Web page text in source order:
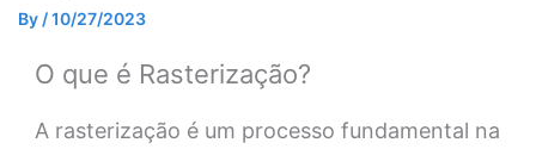
By /10/27/2023
O que é Rasterização?
A rasterização é um processo fundamental na